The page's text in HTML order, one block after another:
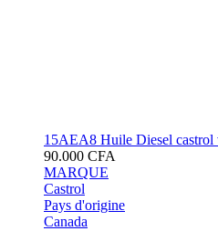
15AEA8 Huile Diesel
90.000 CFA
MARQUE
Castrol
Pays d'origine
Canada